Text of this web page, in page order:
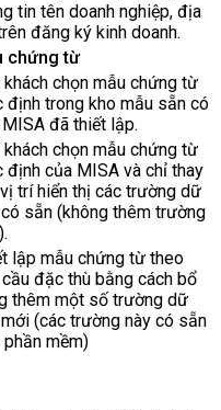
tin tên doanh nghiệp, địa
đăng ký kinh doanh.
chứng từ
khách chọn mẫu chứng từ
định trong kho mẫu sẵn có
đã thiết lập.
khách chọn mẫu chứng từ
định của MISA và chỉ thay
trí hiển thị các trường dữ
có sẵn (không thêm trường
lập mẫu chứng từ theo
đặc thù bằng cách bổ
thêm một số trường dữ
mới (các trường này có sẵn
phần mềm)